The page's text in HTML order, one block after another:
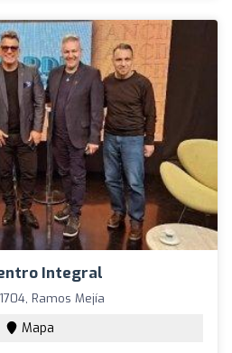
Integral
Ramos Mejía
Mapa